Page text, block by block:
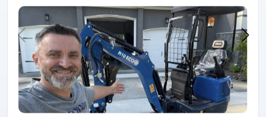
A Rippa ganhou sempre a confiança dos clientes com